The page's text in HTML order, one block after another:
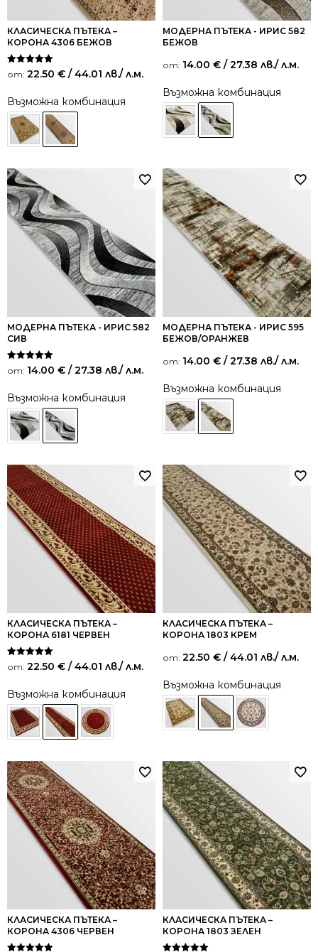
КЛАСИЧЕСКА ПЪТЕКА –
КОРОНА 4306 БЕЖОВ
Оценено на
5.00
от: 22.50 € / 44.01 лв./ л.м.
Възможна комбинация
МОДЕРНА ПЪТЕКА - ИРИС 582
БЕЖОВ
от: 14.00 € / 27.38 лв./ л.м.
Възможна комбинация
МОДЕРНА ПЪТЕКА - ИРИС 582
СИВ
Оценено на
5.00
от: 14.00 € / 27.38 лв./ л.м.
Възможна комбинация
МОДЕРНА ПЪТЕКА - ИРИС 595
БЕЖОВ/ОРАНЖЕВ
от: 14.00 € / 27.38 лв./ л.м.
Възможна комбинация
КЛАСИЧЕСКА ПЪТЕКА –
КОРОНА 6181 ЧЕРВЕН
Оценено на
5.00
от: 22.50 € / 44.01 лв./ л.м.
Възможна комбинация
КЛАСИЧЕСКА ПЪТЕКА –
КОРОНА 1803 КРЕМ
от: 22.50 € / 44.01 лв./ л.м.
Възможна комбинация
КЛАСИЧЕСКА ПЪТЕКА –
КОРОНА 4306 ЧЕРВЕН
КЛАСИЧЕСКА ПЪТЕКА –
КОРОНА 1803 ЗЕЛЕН